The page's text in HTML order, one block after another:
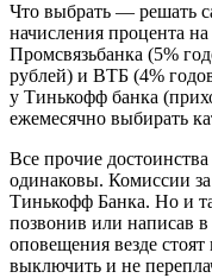
Что выбрать — решать
начисления процента
Промсвязьбанка (5%
рублей) и ВТБ (4%
у Тинькофф банка
ежемесячно выбирать
Все прочие
одинаковы. Комиссии
Тинькофф Банка. Но и
позвонив или написав
оповещения везде
выключить и не